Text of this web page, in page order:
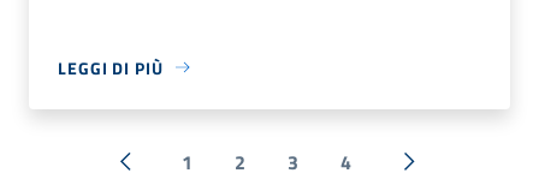
LEGGI DI PIÙ
« Precedente
1 2 3 4 Successiva »